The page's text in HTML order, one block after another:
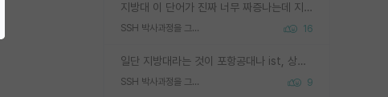
지방대 이 단어가 진짜 너무 짜증나는데 지방대면 다 그냥 쓰레기인가요? 무슨 말 같지도 않은 댓글들이 있는건지??? 지방에도 충분히 좋은 대학 많고 충분히 잘하는 교수님들 많습니다 포항공대 4개 IST 대표 지거국들 여기 모두 다 지방에 있고 여기 출신들 중에 교수하는 분들 적지 않습니다 지거국 출신이 무슨 교수를 하냐?라고 생각할 사람들 많은데 상위 대표 지거국에 아웃라이어들 많습니다 결국 개인의 연구역량과 실적이 중요합니다 이 역량을 펼치는데 있어서 지도교수와의 합도 중요합니다. 그리고 경력이 필요하면 해외포닥까지 다녀오세요
SSH 박사과정을 그만두고 지방대 박사로 옮기면 교수의 꿈은 끝일까요? 16
일단 지방대라는 것이 포항공대나 ist, 상위 지거국은 아니라고 생각하겠습니다. 그런곳은 서성한에 비해 소위 대학 네임밸류가 크게 뒤떨어지지는 않으니까요. 대학 이름이 중요하냐? 당연합니다. 대학 이름이 좋아서 좋은 아웃풋이 나오는 것이냐, 좋은 대학은 좋은 사람과 좋은 기회가 몰려있으니 아웃풋도 자연스럽게 좋아지는 것이냐? 대답하기 어려운 문제입니다. 아직 한국 사회에서 학벌을 보는 것도, 특히 이공계를 중심으로 학벌보다는 실적 위주라는 분위기가 형성되는 것도 사실입니다. 지방대 출신으로 전임교수가 될수 있느냐? 가능 불가능을 따지면 당연히 가능입니다. 지방대 박사 출신으로 전임교원이 된 경우가 실제로 있으니까요. 현실적인 가능성이 있느냐? 지금 이정도 대학의 교수가 되고싶다고 생각되는 대학 들어가서 컴공과 교수 목록 켜고 박사 어디서 받았는지 쭉 한번 보세요. 냉정하게 지방대 출신인 분들이 많지는 않으실겁니다.
SSH 박사과정을 그만두고 지방대 박사로 옮기면 교수의 꿈은 끝일까요? 9